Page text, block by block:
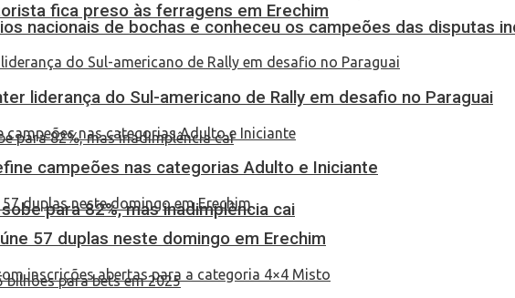
fica preso às ferragens em Erechim
para 82%, mas inadimplência cai
nacionais de bochas e conheceu os campeões das disputas
liderança do Sul-americano de Rally em desafio no Paraguai
campeões nas categorias Adulto e Iniciante
57 duplas neste domingo em Erechim